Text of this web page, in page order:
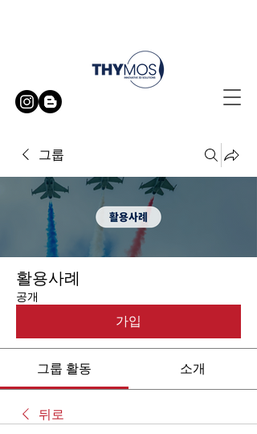
그룹
활용사례
공개
가입
그룹 활동 소개
뒤로